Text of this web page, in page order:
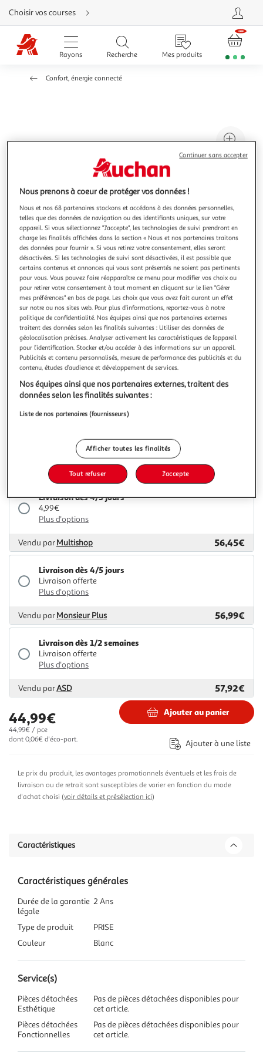
Aller
directement
au
contenu
Aller
directement
Aller
la
Choisir vos courses
Rayons Recherche Mes produits
Confort, énergie connecté
Illustration
précédente
Illustration
suivante
TP-LINK
Prise connectée P300 - Blanc
3 prises connectées - Port USB à charge rapide 18W -
Commande vocale - Ignifuge - Longueur du câble 1.5m
En savoir +
Garantie fabricant: 2 ans *
Vendu parBoulanger
Plus d'options
Vendu par Boulanger 44,99€
Livraison dès 4/5 jours
4,99€
Plus d'options
Vendu parMultishop 56,45€
Livraison dès 4/5 jours
Livraison offerte
Plus d'options
Vendu parMonsieur Plus 56,99€
Livraison dès 1/2 semaines
Livraison offerte
Plus d'options
Vendu parASD 57,92€
44,99€
44,99€ / pce
dont 0,06€ d'éco-part.
Ajouter au panier
Ajouter à une liste
Le prix du produit, les avantages promotionnels éventuels et les frais de
livraison ou de retrait sont susceptibles de varier en fonction du mode
d'achat choisi (voir détails et présélection ici)
Caractéristiques
Caractéristiques générales
Durée de la garantie
légale
2 Ans
Type de produit
PRISE
Couleur
Blanc
Service(s)
Pièces détachées
Esthétique
Pas de pièces détachées disponibles pour
cet article.
Pièces détachées
Fonctionnelles
Pas de pièces détachées disponibles pour
cet article.
Nous prenons à coeur de protéger vos données !
Nous et nos 68 partenaires stockons et accédons à des données personnelles,
telles que des données de navigation ou des identifiants uniques, sur votre
appareil. Si vous sélectionnez "J'accepte", les technologies de suivi prendront en
charge les finalités affichées dans la section « Nous et nos partenaires traitons
des données pour fournir ». Si vous retirez votre consentement, elles seront
désactivées. Si les technologies de suivi sont désactivées, il est possible que
certains contenus et annonces qui vous sont présentés ne soient pas pertinents
pour vous. Vous pouvez faire réapparaître ce menu pour modifier vos choix ou
pour retirer votre consentement à tout moment en cliquant sur le lien "Gérer
mes préférences" en bas de page. Les choix que vous avez fait auront un effet
sur notre ou nos sites web. Pour plus d’informations, reportez-vous à notre
politique de confidentialité. Nos équipes ainsi que nos partenaires externes
traitent des données selon les finalités suivantes : Utiliser des données de
géolocalisation précises. Analyser activement les caractéristiques de l’appareil
pour l’identification. Stocker et/ou accéder à des informations sur un appareil.
Publicités et contenu personnalisés, mesure de performance des publicités et du
contenu, études d’audience et développement de services.
Nos équipes ainsi que nos partenaires externes, traitent des
données selon les finalités suivantes :
Liste de nos partenaires (fournisseurs)
Afficher toutes les finalités
Tout refuser J'accepte
Continuer sans accepter